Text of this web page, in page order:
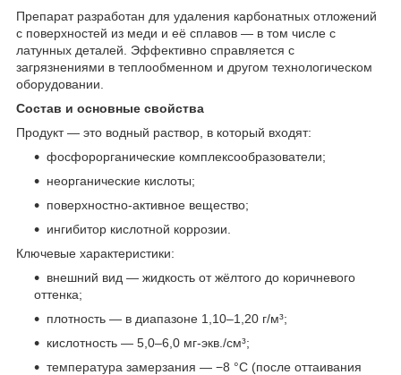
Препарат разработан для удаления карбонатных отложений
с поверхностей из меди и её сплавов — в том числе с
латунных деталей. Эффективно справляется с
загрязнениями в теплообменном и другом технологическом
оборудовании.
Состав и основные свойства
Продукт — это водный раствор, в который входят:
фосфорорганические комплексообразователи;
неорганические кислоты;
поверхностно-активное вещество;
ингибитор кислотной коррозии.
Ключевые характеристики:
внешний вид — жидкость от жёлтого до коричневого
оттенка;
плотность — в диапазоне 1,10–1,20 г/м³;
кислотность — 5,0–6,0 мг‑экв./см³;
температура замерзания — −8 °C (после оттаивания